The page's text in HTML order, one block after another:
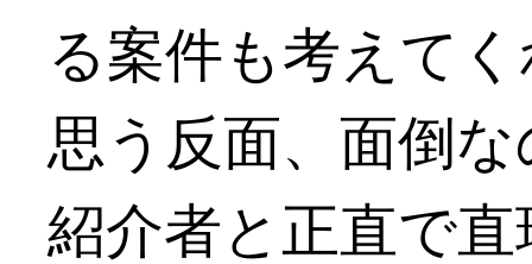
る案件も考えて
思う反面、面倒
紹介者と正直で